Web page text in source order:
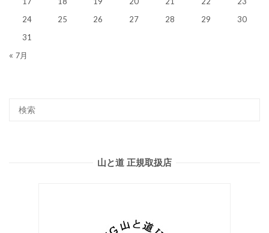
24
25 26 27 28 29
30
31
« 7月
山と道 正規取扱店